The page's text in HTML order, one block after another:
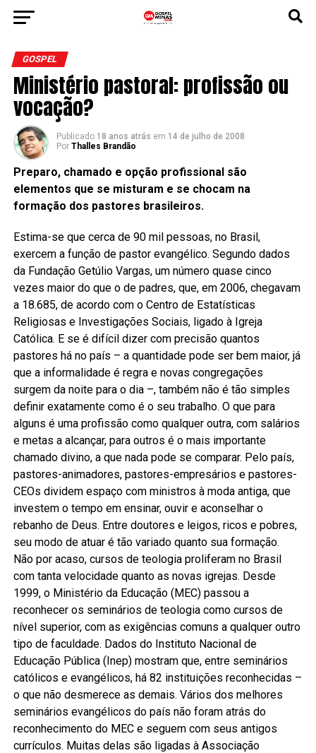
GOSPEL
Ministério pastoral: profissão ou
vocação?
Publicado 18 anos atrás em 14 de julho de 2008
Por Thalles Brandão
Preparo, chamado e opção profissional são
elementos que se misturam e se chocam na
formação dos pastores brasileiros.
Estima-se que cerca de 90 mil pessoas, no Brasil,
exercem a função de pastor evangélico. Segundo dados
da Fundação Getúlio Vargas, um número quase cinco
vezes maior do que o de padres, que, em 2006, chegavam
a 18.685, de acordo com o Centro de Estatísticas
Religiosas e Investigações Sociais, ligado à Igreja
Católica. E se é difícil dizer com precisão quantos
pastores há no país – a quantidade pode ser bem maior, já
que a informalidade é regra e novas congregações
surgem da noite para o dia –, também não é tão simples
definir exatamente como é o seu trabalho. O que para
alguns é uma profissão como qualquer outra, com salários
e metas a alcançar, para outros é o mais importante
chamado divino, a que nada pode se comparar. Pelo país,
pastores-animadores, pastores-empresários e pastores-
CEOs dividem espaço com ministros à moda antiga, que
investem o tempo em ensinar, ouvir e aconselhar o
rebanho de Deus. Entre doutores e leigos, ricos e pobres,
seu modo de atuar é tão variado quanto sua formação.
Não por acaso, cursos de teologia proliferam no Brasil
com tanta velocidade quanto as novas igrejas. Desde
1999, o Ministério da Educação (MEC) passou a
reconhecer os seminários de teologia como cursos de
nível superior, com as exigências comuns a qualquer outro
tipo de faculdade. Dados do Instituto Nacional de
Educação Pública (Inep) mostram que, entre seminários
católicos e evangélicos, há 82 instituições reconhecidas –
o que não desmerece as demais. Vários dos melhores
seminários evangélicos do país não foram atrás do
reconhecimento do MEC e seguem com seus antigos
currículos. Muitas delas são ligadas à Associação